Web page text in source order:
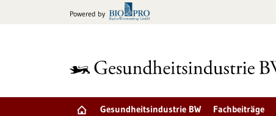
Powered by
Gesundheitsindustrie BW Fachbeiträge